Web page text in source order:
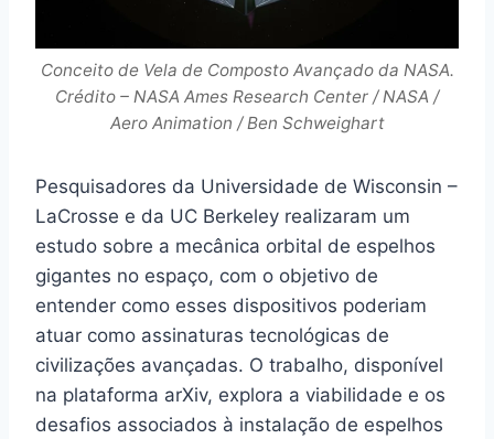
Conceito de Vela de Composto Avançado da NASA.
Crédito – NASA Ames Research Center / NASA /
Aero Animation / Ben Schweighart
Pesquisadores da Universidade de Wisconsin –
LaCrosse e da UC Berkeley realizaram um
estudo sobre a mecânica orbital de espelhos
gigantes no espaço, com o objetivo de
entender como esses dispositivos poderiam
atuar como assinaturas tecnológicas de
civilizações avançadas. O trabalho, disponível
na plataforma arXiv, explora a viabilidade e os
desafios associados à instalação de espelhos